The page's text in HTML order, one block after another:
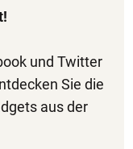
und Twitter
Sie die
aus der